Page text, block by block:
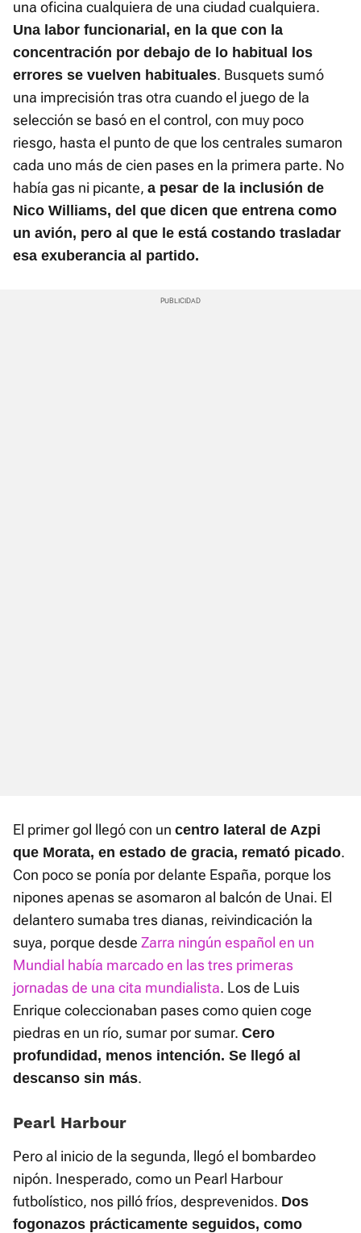
una oficina cualquiera de una ciudad cualquiera.
Una labor funcionarial, en la que con la
concentración por debajo de lo habitual los
errores se vuelven habituales. Busquets sumó
una imprecisión tras otra cuando el juego de la
selección se basó en el control, con muy poco
riesgo, hasta el punto de que los centrales sumaron
cada uno más de cien pases en la primera parte. No
había gas ni picante, a pesar de la inclusión de
Nico Williams, del que dicen que entrena como
un avión, pero al que le está costando trasladar
esa exuberancia al partido.
El primer gol llegó con un centro lateral de Azpi
que Morata, en estado de gracia, remató picado.
Con poco se ponía por delante España, porque los
nipones apenas se asomaron al balcón de Unai. El
delantero sumaba tres dianas, reivindicación la
suya, porque desde Zarra ningún español en un
Mundial había marcado en las tres primeras
jornadas de una cita mundialista. Los de Luis
Enrique coleccionaban pases como quien coge
piedras en un río, sumar por sumar. Cero
profundidad, menos intención. Se llegó al
descanso sin más.
Pearl Harbour
Pero al inicio de la segunda, llegó el bombardeo
nipón. Inesperado, como un Pearl Harbour
futbolístico, nos pilló fríos, desprevenidos. Dos
fogonazos prácticamente seguidos, como